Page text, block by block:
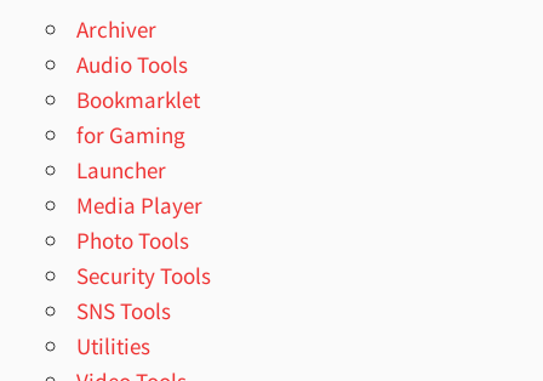
Archiver
Audio Tools
Bookmarklet
for Gaming
Launcher
Media Player
Photo Tools
Security Tools
SNS Tools
Utilities